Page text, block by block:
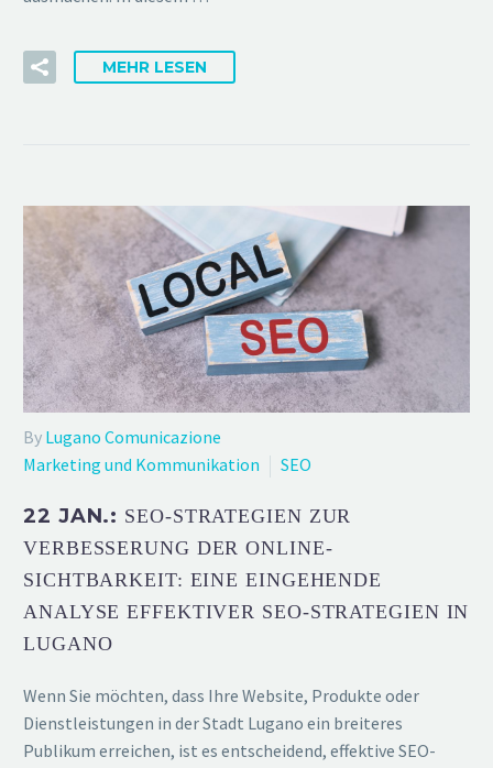
MEHR LESEN
By Lugano Comunicazione
Marketing und Kommunikation
SEO
22 JAN.: SEO-STRATEGIEN ZUR
VERBESSERUNG DER ONLINE-
SICHTBARKEIT: EINE EINGEHENDE
ANALYSE EFFEKTIVER SEO-STRATEGIEN IN
LUGANO
Wenn Sie möchten, dass Ihre Website, Produkte oder
Dienstleistungen in der Stadt Lugano ein breiteres
Publikum erreichen, ist es entscheidend, effektive SEO-